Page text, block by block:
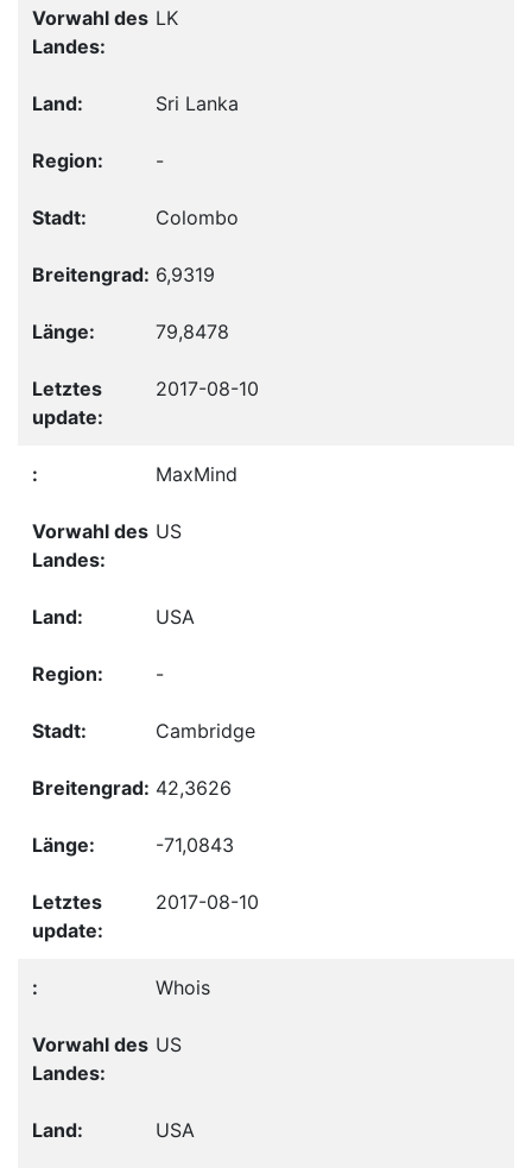
LK
Sri Lanka
-
Colombo
6,9319
79,8478
2017-08-10
MaxMind
US
USA
-
Cambridge
42,3626
-71,0843
2017-08-10
Whois
US
USA